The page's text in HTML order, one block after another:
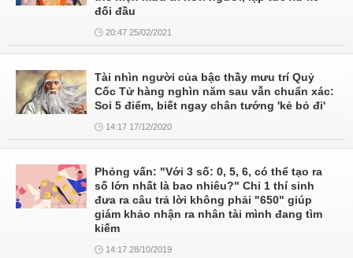
đối đầu
20:47 25/02/2021
Tài nhìn người của bậc thầy mưu trí Quỷ
Cốc Tử hàng nghìn năm sau vẫn chuẩn xác:
Soi 5 điểm, biết ngay chân tướng 'kẻ bỏ đi'
14:17 17/12/2020
Phỏng vấn: "Với 3 số: 0, 5, 6, có thể tạo ra
số lớn nhất là bao nhiêu?" Chỉ 1 thí sinh
đưa ra câu trả lời không phải "650" giúp
giám khảo nhận ra nhân tài mình đang tìm
kiếm
14:17 28/10/2019